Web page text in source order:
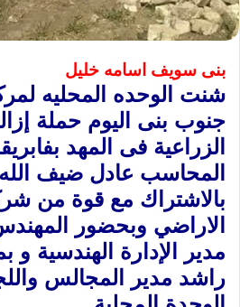
بنى سويف اسامه خليل
شنت الوحده المحليه
جنوب بنى اليوم حملة
الزراعية فى المهد
المحاسب عادل ضيف
بالاشتراك مع قوة من
الاراضي وبحضور
مدير الإدارة الهندسية و
راشد مدير المجالس